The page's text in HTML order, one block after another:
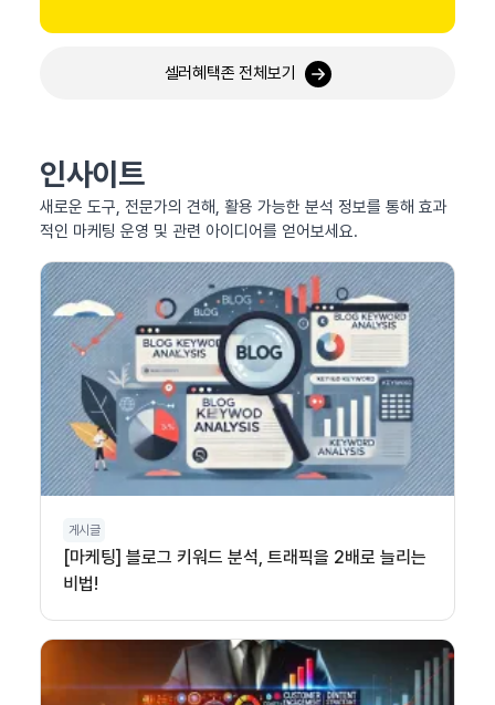
셀러혜택존 전체보기
인사이트
새로운 도구, 전문가의 견해, 활용 가능한 분석 정보를 통해 효과
적인 마케팅 운영 및 관련 아이디어를 얻어보세요.
게시글
[마케팅] 블로그 키워드 분석, 트래픽을 2배로 늘리는
비법!